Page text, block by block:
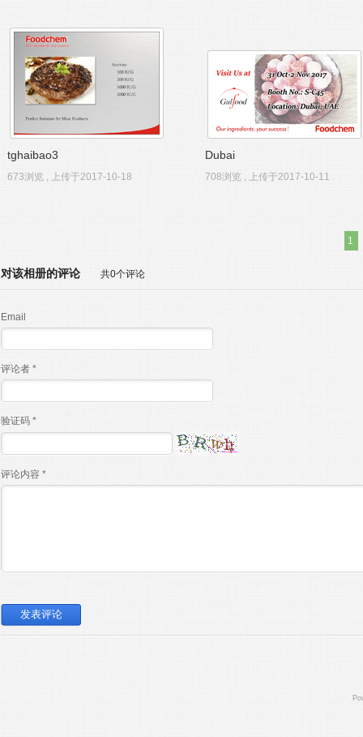
tghaibao3
673浏览 , 上传于2017-10-18
Dubai
708浏览 , 上传于2017-10-11
1
对该相册的评论 共0个评论
Email
评论者 *
验证码 *
评论内容 *